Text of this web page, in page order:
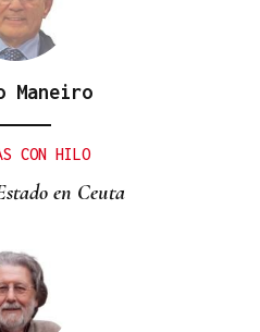
Maneiro
CON HILO
en Ceuta